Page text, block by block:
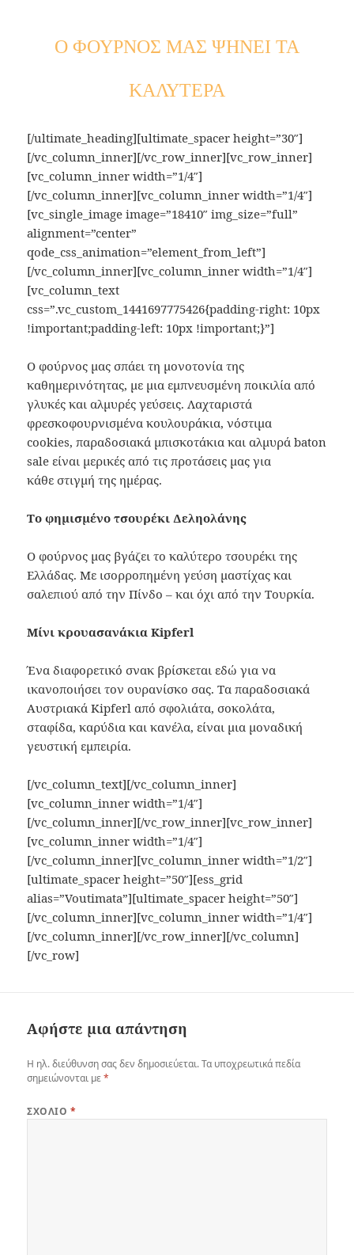
Ο ΦΟΥΡΝΟΣ ΜΑΣ ΨΗΝΕΙ ΤΑ
ΚΑΛΥΤΕΡΑ
[/ultimate_heading][ultimate_spacer height=”30″]
[/vc_column_inner][/vc_row_inner][vc_row_inner]
[vc_column_inner width=”1/4″]
[/vc_column_inner][vc_column_inner width=”1/4″]
[vc_single_image image=”18410″ img_size=”full”
alignment=”center”
qode_css_animation=”element_from_left”]
[/vc_column_inner][vc_column_inner width=”1/4″]
[vc_column_text
css=”.vc_custom_1441697775426{padding-right: 10px
!important;padding-left: 10px !important;}”]
Ο φούρνος μας σπάει τη μονοτονία της
καθημερινότητας, με μια εμπνευσμένη ποικιλία από
γλυκές και αλμυρές γεύσεις. Λαχταριστά
φρεσκοφουρνισμένα κουλουράκια, νόστιμα
cookies, παραδοσιακά μπισκοτάκια και αλμυρά baton
sale είναι μερικές από τις προτάσεις μας για
κάθε στιγμή της ημέρας.
Το φημισμένο τσουρέκι Δεληολάνης
Ο φούρνος μας βγάζει το καλύτερο τσουρέκι της
Ελλάδας. Με ισορροπημένη γεύση μαστίχας και
σαλεπιού από την Πίνδο – και όχι από την Τουρκία.
Μίνι κρουασανάκιαKipferl
Ένα διαφορετικό σνακ βρίσκεται εδώ για να
ικανοποιήσει τον ουρανίσκο σας. Τα παραδοσιακά
Αυστριακά Kipferl από σφολιάτα, σοκολάτα,
σταφίδα, καρύδια και κανέλα, είναι μια μοναδική
γευστική εμπειρία.
[/vc_column_text][/vc_column_inner]
[vc_column_inner width=”1/4″]
[/vc_column_inner][/vc_row_inner][vc_row_inner]
[vc_column_inner width=”1/4″]
[/vc_column_inner][vc_column_inner width=”1/2″]
[ultimate_spacer height=”50″][ess_grid
alias=”Voutimata”][ultimate_spacer height=”50″]
[/vc_column_inner][vc_column_inner width=”1/4″]
[/vc_column_inner][/vc_row_inner][/vc_column]
[/vc_row]
Αφήστε μια απάντηση
Η ηλ. διεύθυνση σας δεν δημοσιεύεται. Τα υποχρεωτικά πεδία
σημειώνονται με*
ΣΧΌΛΙΟ *